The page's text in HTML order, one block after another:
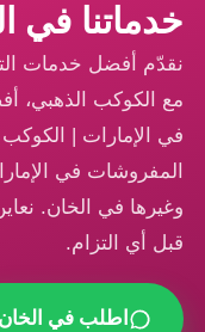
خدماتنا في
نقدّم أفضل خدمات
مع الكوكب الذهبي،
في الإمارات |
المفروشات في
وغيرها في الخان.
قبل أي التزام.
اطلب في الخان